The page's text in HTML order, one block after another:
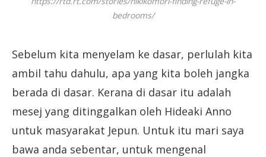
bedrooms/
Sebelum kita menyelam ke dasar, perlulah kita
ambil tahu dahulu, apa yang kita boleh jangka
berada di dasar. Kerana di dasar itu adalah
mesej yang ditinggalkan oleh Hideaki Anno
untuk masyarakat Jepun. Untuk itu mari saya
bawa anda sebentar, untuk mengenal